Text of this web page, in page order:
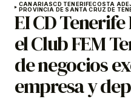
CANARIASCD TENERIFECOSTA
PROVINCIA DE SANTA CRUZ DE
EI CD
el Club FEM
de negocios
empresa y